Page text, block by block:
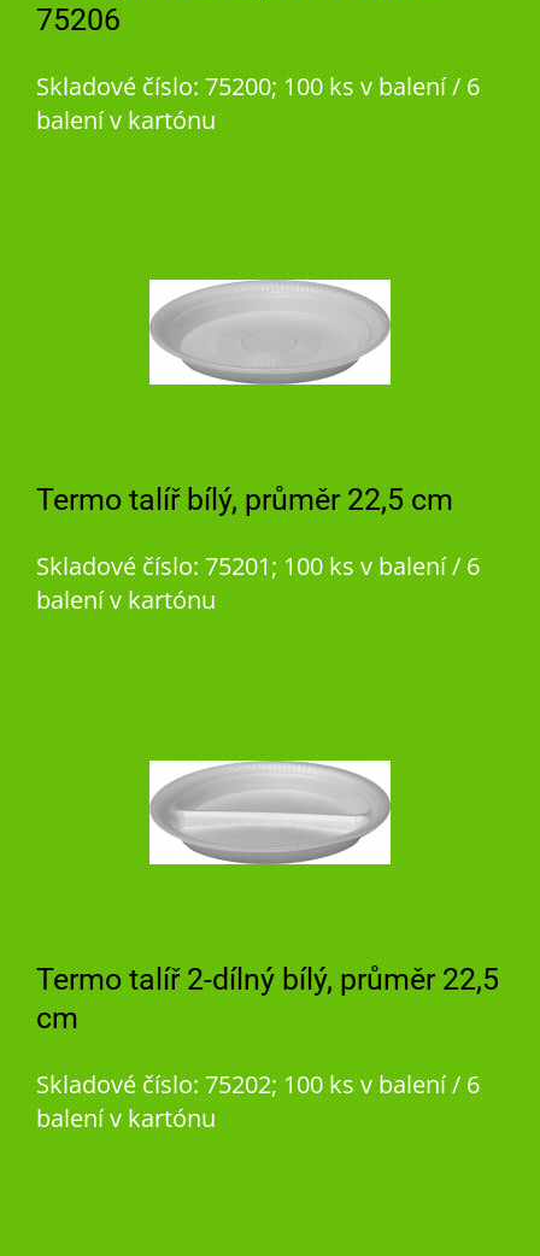
75206
Skladové číslo: 75200; 100 ks v balení / 6
balení v kartónu
Termo talíř bílý, průměr 22,5 cm
Skladové číslo: 75201; 100 ks v balení / 6
balení v kartónu
Termo talíř 2-dílný bílý, průměr 22,5
cm
Skladové číslo: 75202; 100 ks v balení / 6
balení v kartónu